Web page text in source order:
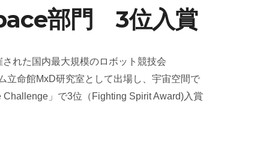
部門 3位入賞
れた国内最大規模のロボット競技会
立命館MxD研究室として出場し、宇宙空間で
」で3位（Fighting Spirit Award)入賞